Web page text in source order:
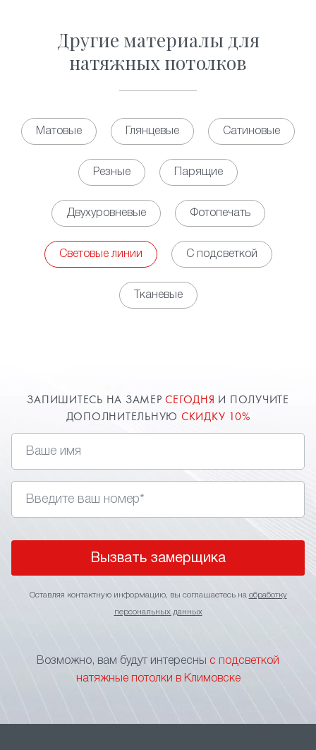
Натяжные потолки со световыми линиями,
почему да?
Выбор в пользу световых линий обусловлен
светодиодных линий позволяет обеспечить
равномерное, мягкое свечение по всей площади
помещения, выступая полноценной заменой для
освещения на основе установки точечных
контроллера появляется возможность управлять
от потребности.
• Декоративная функция. Наличие световых линий
на потолке обеспечивает оригинальный облик
пространству, но при этом необходимо заранее
Возможны комбинации нескольких вариантов или
изменение цветовой палитры от команд с пульта
управления. Главное правильно подобрать стиль,
так как подсветка не подходит для классических
интерьеров.
в интерьере световых линий позволяет визуально
пространство помещения или выделить
определенный участок.
оптимальное решение для зонирования
пространства без применения перегородок
перемещения. Тонкие световые линии на потолке
станут прекрасным указателем границы
Другие материалы для
натяжных потолков
Матовые Глянцевые Сатиновые
Резные Парящие
Двухуровневые Фотопечать
Световые линии С подсветкой
Тканевые
ЗАПИШИТЕСЬ НА ЗАМЕРСЕГОДНЯ И ПОЛУЧИТЕ
ДОПОЛНИТЕЛЬНУЮ СКИДКУ 10%
Вызвать замерщика
Оставляя контактную информацию, вы соглашаетесь на обработку
персональных данных
Возможно, вам будут интересны с подсветкой
натяжные потолки в Климовске